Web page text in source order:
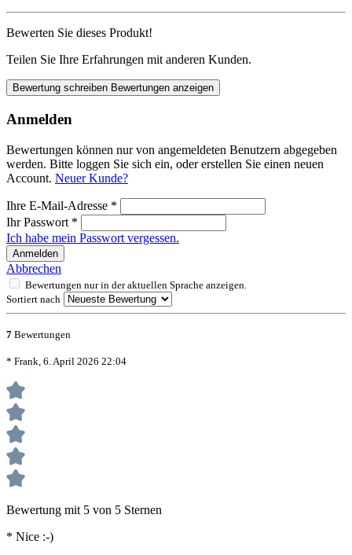
Bewerten Sie dieses Produkt!
Teilen Sie Ihre Erfahrungen mit anderen Kunden.
Bewertung schreiben Bewertungen anzeigen
Anmelden
Bewertungen können nur von angemeldeten Benutzern abgegeben
werden. Bitte loggen Sie sich ein, oder erstellen Sie einen neuen
Account. Neuer Kunde?
Ihre E-Mail-Adresse *
Ihr Passwort *
Ich habe mein Passwort vergessen.
Anmelden
Abbrechen
Bewertungen nur in der aktuellen Sprache anzeigen.
Sortiert nach
7 Bewertungen
* Frank, 6. April 2026 22:04
Bewertung mit 5 von 5 Sternen
* Nice :-)